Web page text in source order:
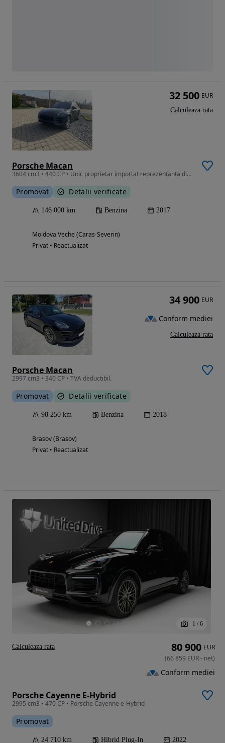
Porsche Macan
3604 cm3 • 440 CP • Unic proprietar importat reprezentanta din Germania la 107.000 km
Promovat Detalii verificate
146 000 km Benzina 2017
Moldova Veche (Caras-Severin)
Privat • Reactualizat
32 500 EUR
Calculeaza rata
Porsche Macan
2997 cm3 • 340 CP • TVA deductibil.
Promovat Detalii verificate
98 250 km Benzina 2018
Brasov (Brasov)
Privat • Reactualizat
34 900 EUR
Conform mediei
Calculeaza rata
1 / 6
Porsche Cayenne E-Hybrid
2995 cm3 • 470 CP • Porsche Cayenne e-Hybrid
Promovat
24 710 km Hibrid Plug-In 2022
80 900 EUR
(66 859 EUR- net)
Conform mediei
Calculeaza rata